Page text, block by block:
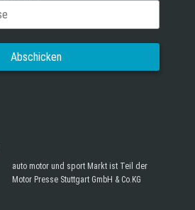
auto motor und sport Markt ist Teil der
Motor Presse Stuttgart GmbH & Co.KG